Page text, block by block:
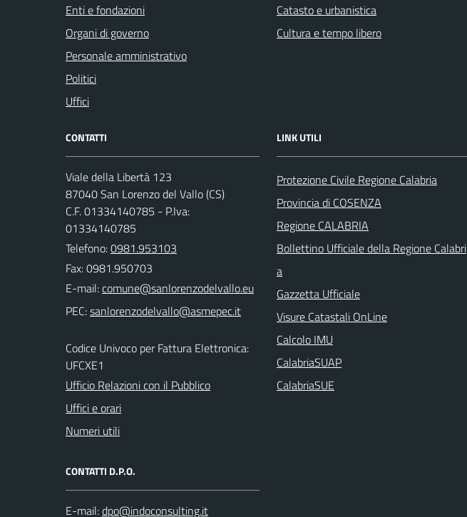
Enti e fondazioni
Organi di governo
Personale amministrativo
Politici
Uffici
Catasto e urbanistica
Cultura e tempo libero
CONTATTI
Viale della Libertà 123
87040 San Lorenzo del Vallo (CS)
C.F. 01334140785 - P.Iva:
01334140785
Telefono:0981.953103
Fax: 0981.950703
E-mail:
PEC:
Codice Univoco per Fattura Elettronica:
UFCXE1
Ufficio Relazioni con il Pubblico
Uffici e orari
Numeri utili
CONTATTI D.P.O.
E-mail:
LINK UTILI
Protezione Civile Regione Calabria
Provincia di COSENZA
Regione CALABRIA
Bollettino Ufficiale della Regione Calabri
a
Gazzetta Ufficiale
Visure Catastali OnLine
Calcolo IMU
CalabriaSUAP
CalabriaSUE